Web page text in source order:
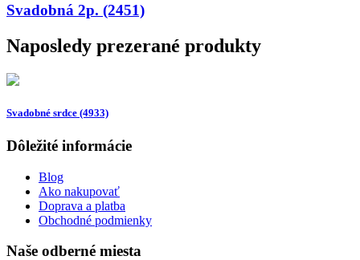
Svadobná 2p. (2451)
Naposledy prezerané produkty
Svadobné srdce (4933)
Dôležité informácie
Blog
Ako nakupovať
Doprava a platba
Obchodné podmienky
Naše odberné miesta